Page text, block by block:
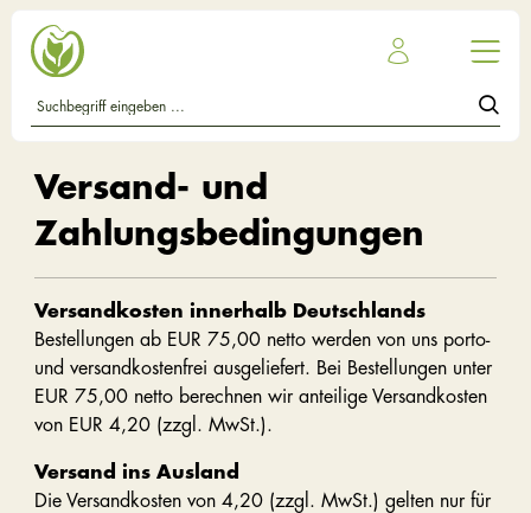
Versand- und
Zahlungsbedingungen
Versandkosten innerhalb Deutschlands
Bestellungen ab EUR 75,00 netto werden von uns porto-
und versandkostenfrei ausgeliefert. Bei Bestellungen unter
EUR 75,00 netto berechnen wir anteilige Versandkosten
von EUR 4,20 (zzgl. MwSt.).
Versand ins Ausland
Die Versandkosten von 4,20 (zzgl. MwSt.) gelten nur für